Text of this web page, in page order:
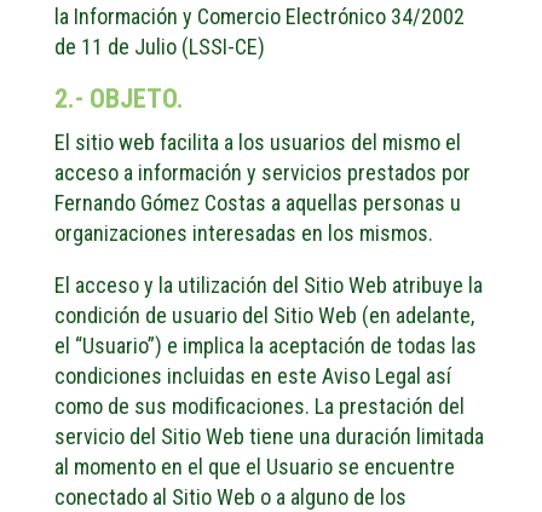
la Información y Comercio Electrónico 34/2002
de 11 de Julio (LSSI-CE)
2.- OBJETO.
El sitio web facilita a los usuarios del mismo el
acceso a información y servicios prestados por
Fernando Gómez Costas a aquellas personas u
organizaciones interesadas en los mismos.
El acceso y la utilización del Sitio Web atribuye la
condición de usuario del Sitio Web (en adelante,
el “Usuario”) e implica la aceptación de todas las
condiciones incluidas en este Aviso Legal así
como de sus modificaciones. La prestación del
servicio del Sitio Web tiene una duración limitada
al momento en el que el Usuario se encuentre
conectado al Sitio Web o a alguno de los